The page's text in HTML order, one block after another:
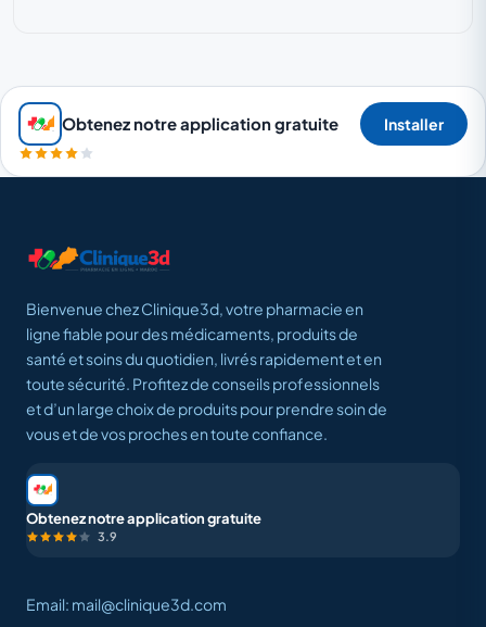
Obtenez notre application gratuite Installer
Bienvenue chez Clinique3d, votre pharmacie en
ligne fiable pour des médicaments, produits de
santé et soins du quotidien, livrés rapidement et en
toute sécurité. Profitez de conseils professionnels
et d’un large choix de produits pour prendre soin de
vous et de vos proches en toute confiance.
Obtenez notre application gratuite
3.9
Email: mail@clinique3d.com